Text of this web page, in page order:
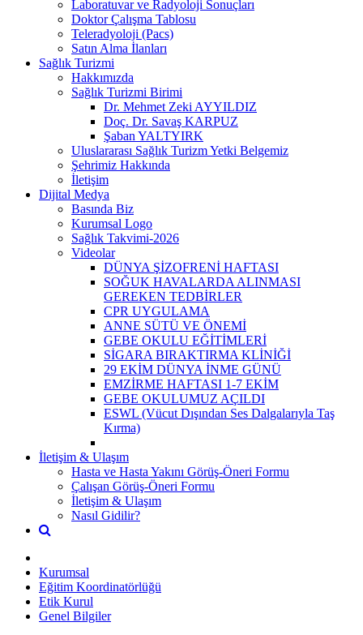
Laboratuvar ve Radyoloji Sonuçları
Doktor Çalışma Tablosu
Teleradyoloji (Pacs)
Satın Alma İlanları
Sağlık Turizmi
Hakkımızda
Sağlık Turizmi Birimi
Dr. Mehmet Zeki AYYILDIZ
Doç. Dr. Savaş KARPUZ
Şaban YALTYIRK
Uluslararası Sağlık Turizm Yetki Belgemiz
Şehrimiz Hakkında
İletişim
Dijital Medya
Basında Biz
Kurumsal Logo
Sağlık Takvimi-2026
Videolar
DÜNYA ŞİZOFRENİ HAFTASI
SOĞUK HAVALARDA ALINMASI
GEREKEN TEDBİRLER
CPR UYGULAMA
ANNE SÜTÜ VE ÖNEMİ
GEBE OKULU EĞİTİMLERİ
SİGARA BIRAKTIRMA KLİNİĞİ
29 EKİM DÜNYA İNME GÜNÜ
EMZİRME HAFTASI 1-7 EKİM
GEBE OKULUMUZ AÇILDI
ESWL (Vücut Dışından Ses Dalgalarıyla Taş
Kırma)
İletişim & Ulaşım
Hasta ve Hasta Yakını Görüş-Öneri Formu
Çalışan Görüş-Öneri Formu
İletişim & Ulaşım
Nasıl Gidilir?
Kurumsal
Eğitim Koordinatörlüğü
Etik Kurul
Genel Bilgiler